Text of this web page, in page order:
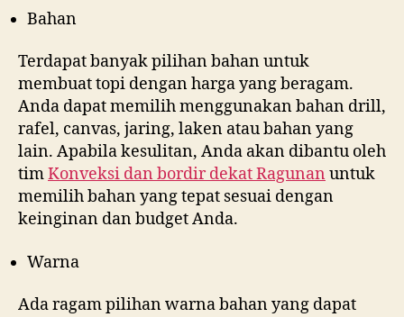
Bahan
Terdapat banyak pilihan bahan untuk
membuat topi dengan harga yang beragam.
Anda dapat memilih menggunakan bahan drill,
rafel, canvas, jaring, laken atau bahan yang
lain. Apabila kesulitan, Anda akan dibantu oleh
timKonveksi dan bordir dekatRagunan untuk
memilih bahan yang tepat sesuai dengan
keinginan dan budget Anda.
Warna
Ada ragam pilihan warna bahan yang dapat